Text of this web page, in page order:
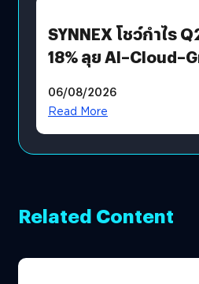
SYNNEX โชว์กำไร
18% ลุย
Revenue เร่งเครื่อง
ปันผล 0.10 บาท/หุ้น
06/08/2026
Read More
Related Content